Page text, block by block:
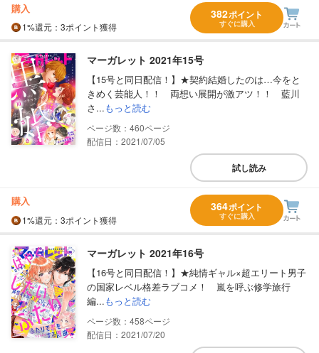
購入
1%還元 ：3ポイント獲得
382ポイント
すぐに購入
マーガレット 2021年15号
【15号と同日配信！】★契約結婚したのは…今をと
きめく芸能人！！ 両想い展開が激アツ！！ 藍川
さ...もっと読む
460
配信日：2021/07/05
試し読み
購入
1%還元 ：3ポイント獲得
364ポイント
すぐに購入
マーガレット 2021年16号
【16号と同日配信！】★純情ギャル×超エリート男子
の国家レベル格差ラブコメ！ 嵐を呼ぶ修学旅行
編...もっと読む
458
配信日：2021/07/20